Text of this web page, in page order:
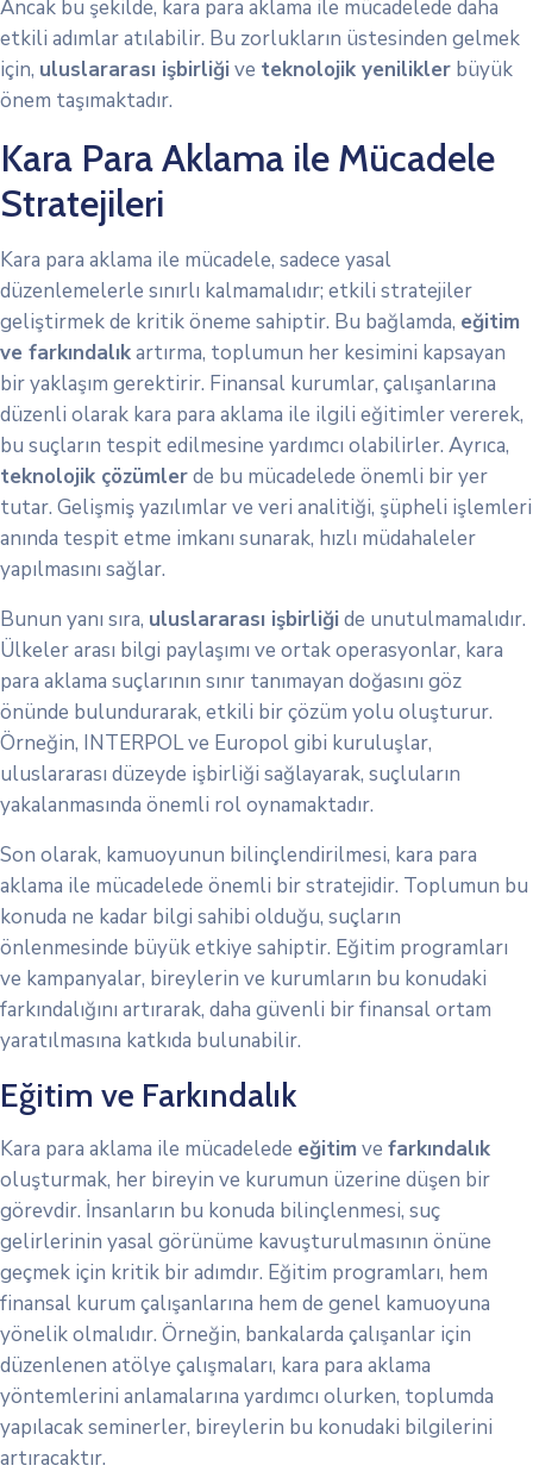
Ancak bu şekilde, kara para aklama ile mücadelede daha
etkili adımlar atılabilir. Bu zorlukların üstesinden gelmek
için, uluslararası işbirliği ve teknolojik yenilikler büyük
önem taşımaktadır.
Kara Para Aklama ile Mücadele
Stratejileri
Kara para aklama ile mücadele, sadece yasal
düzenlemelerle sınırlı kalmamalıdır; etkili stratejiler
geliştirmek de kritik öneme sahiptir. Bu bağlamda, eğitim
ve farkındalıkartırma, toplumun her kesimini kapsayan
bir yaklaşım gerektirir. Finansal kurumlar, çalışanlarına
düzenli olarak kara para aklama ile ilgili eğitimler vererek,
bu suçların tespit edilmesine yardımcı olabilirler. Ayrıca,
teknolojik çözümlerde bu mücadelede önemli bir yer
tutar. Gelişmiş yazılımlar ve veri analitiği, şüpheli işlemleri
anında tespit etme imkanı sunarak, hızlı müdahaleler
yapılmasını sağlar.
Bunun yanı sıra, uluslararası işbirliği de unutulmamalıdır.
Ülkeler arası bilgi paylaşımı ve ortak operasyonlar, kara
para aklama suçlarının sınır tanımayan doğasını göz
önünde bulundurarak, etkili bir çözüm yolu oluşturur.
Örneğin, INTERPOL ve Europol gibi kuruluşlar,
uluslararası düzeyde işbirliği sağlayarak, suçluların
yakalanmasında önemli rol oynamaktadır.
Son olarak, kamuoyunun bilinçlendirilmesi, kara para
aklama ile mücadelede önemli bir stratejidir. Toplumun bu
konuda ne kadar bilgi sahibi olduğu, suçların
önlenmesinde büyük etkiye sahiptir. Eğitim programları
ve kampanyalar, bireylerin ve kurumların bu konudaki
farkındalığını artırarak, daha güvenli bir finansal ortam
yaratılmasına katkıda bulunabilir.
Eğitim ve Farkındalık
Kara para aklama ile mücadelede eğitim ve farkındalık
oluşturmak, her bireyin ve kurumun üzerine düşen bir
görevdir. İnsanların bu konuda bilinçlenmesi, suç
gelirlerinin yasal görünüme kavuşturulmasının önüne
geçmek için kritik bir adımdır. Eğitim programları, hem
finansal kurum çalışanlarına hem de genel kamuoyuna
yönelik olmalıdır. Örneğin, bankalarda çalışanlar için
düzenlenen atölye çalışmaları, kara para aklama
yöntemlerini anlamalarına yardımcı olurken, toplumda
yapılacak seminerler, bireylerin bu konudaki bilgilerini
artıracaktır.